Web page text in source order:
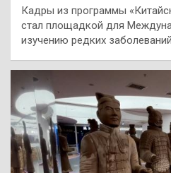
Кадры из программы
стал площадкой для
изучению редких